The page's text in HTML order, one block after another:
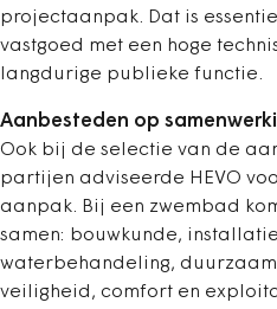
projectaanpak. Dat is
vastgoed met een hoge
langdurige publieke functie.
Aanbesteden op
Ook bij de selectie van de
partijen adviseerde HEVO
aanpak. Bij een zwembad
samen: bouwkunde,
waterbehandeling,
veiligheid, comfort en